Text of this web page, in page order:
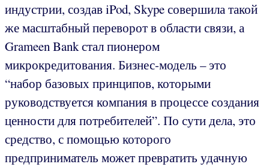
индустрии, создав iPod, Skype совершила такой
же масштабный переворот в области связи, а
Grameen Bank стал пионером
микрокредитования. Бизнес-модель – это
“набор базовых принципов, которыми
руководствуется компания в процессе создания
ценности для потребителей”. По сути дела, это
средство, с помощью которого
предприниматель может превратить удачную